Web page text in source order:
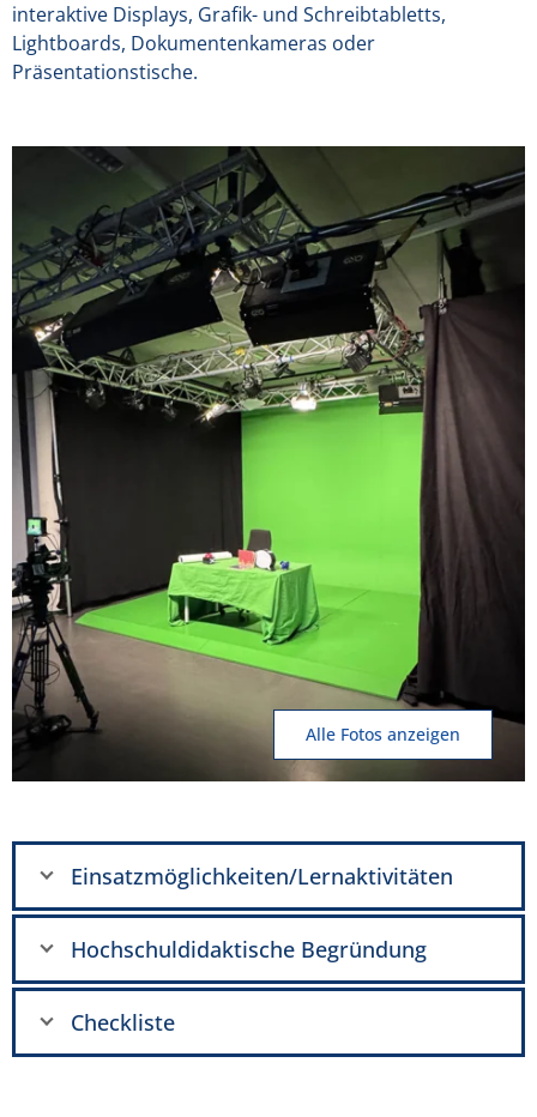
interaktive Displays, Grafik- und Schreibtabletts,
Lightboards, Dokumentenkameras oder
Präsentationstische.
Alle Fotos anzeigen
Einsatzmöglichkeiten/Lernaktivitäten
Hochschuldidaktische Begründung
Checkliste